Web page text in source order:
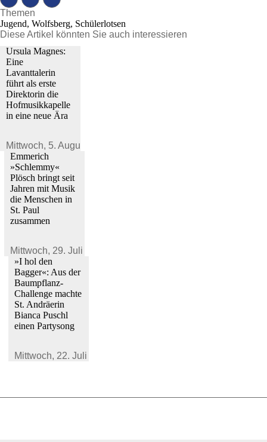
Themen
Jugend, Wolfsberg, Schülerlotsen
Diese Artikel könnten Sie auch interessieren
Ursula Magnes:
Eine
Lavanttalerin
führt als erste
Direktorin die
Hofmusikkapelle
in eine neue Ära
Mittwoch, 5. August 2026
Emmerich
»Schlemmy«
Plösch bringt seit
Jahren mit Musik
die Menschen in
St. Paul
zusammen
Mittwoch, 29. Juli 2026
»I hol den
Bagger«: Aus der
Baumpflanz-
Challenge machte
St. Andräerin
Bianca Puschl
einen Partysong
Mittwoch, 22. Juli 2026